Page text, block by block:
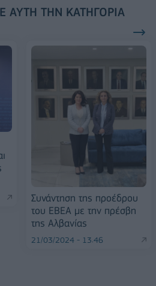
ΑΥΤΉ ΤΗΝ ΚΑΤΗΓΟΡΊΑ
Συνάντηση της προέδρου
του ΕΒΕΑ με την πρέσβη
της Αλβανίας
21/03/2024 - 13:46